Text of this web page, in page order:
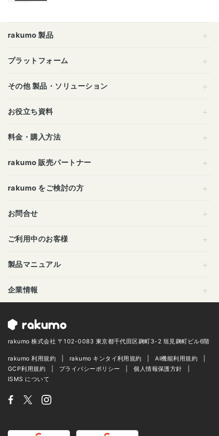
rakumo 製品
プラットフォーム
その他 製品・ソリューション
お役立ち資料
料金・購入方法
rakumo 販売パートナー
rakumo をご検討の方
お問合せ
ご利用中のお客様
製品マニュアル
企業情報
rakumo 株式会社 〒102-0083 東京都千代田区麹町3-2 垣見麹町ビル6階
rakumo 利用規約 rakumo キンタイ利用規約
AI機能利用規約
GCP利用規約
プライバシーポリシー
個人情報保護方針
ISMS について